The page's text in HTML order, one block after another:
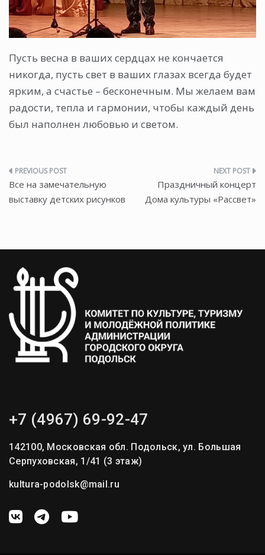
Пусть весна в ваших сердцах не кончается
никогда, пусть свет в ваших глазах всегда будет
ярким, а счастье – бесконечным. Мы желаем вам
радости, тепла и гармонии, чтобы каждый день
был наполнен любовью и светом.
Навигация
по
Все на замечательную
выставку детских рисунков
Праздничный концерт
Дома культуры «Рассвет»
+7 (4967) 69-92-47
142100, Московская обл. Подольск, ул. Большая
Серпуховская, 1/41 (3 этаж)
kultura-podolsk@mail.ru